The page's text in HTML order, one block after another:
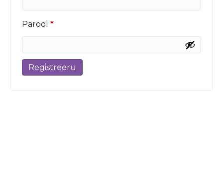
Parool *Nõutud
Registreeru